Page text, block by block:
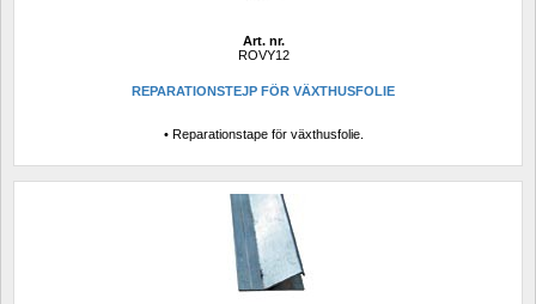
Art. nr.
ROVY12
REPARATIONSTEJP FÖR VÄXTHUSFOLIE
• Reparationstape för växthusfolie.